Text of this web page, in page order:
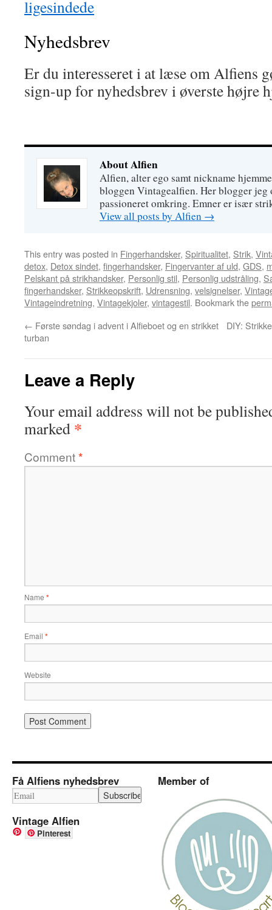
ligesindede
Nyhedsbrev
Er du interesseret i at læse om Alfiens
sign-up for nyhedsbrev i øverste højre
About Alfien
Alfien, alter ego samt nickname
bloggen Vintagealfien. Her blogger jeg
passioneret omkring. Emner er især
View all posts by Alfien →
This entry was posted in Fingerhandsker, Spiritualitet, Strik,
detox, Detox sindet, fingerhandsker, Fingervanter af uld, GDS,
Pelskant på strikhandsker, Personlig stil, Personlig udstråling,
fingerhandsker, Strikkeopskrift, Udrensning, velsignelser,
Vintageindretning, Vintagekjoler, vintagestil. Bookmark the
← Første søndag i advent i Alfieboet og en strikket
turban
DIY:
Leave a Reply
Your email address will not be
marked *
Comment*
Name *
Email *
Website
Få Alfiens nyhedsbrev
Vintage Alfien
Pinterest
Member of